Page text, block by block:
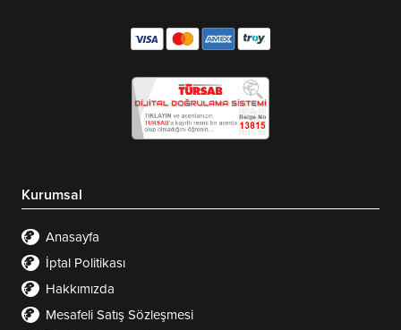
Kurumsal
Anasayfa
İptal Politikası
Hakkımızda
Mesafeli Satış Sözleşmesi